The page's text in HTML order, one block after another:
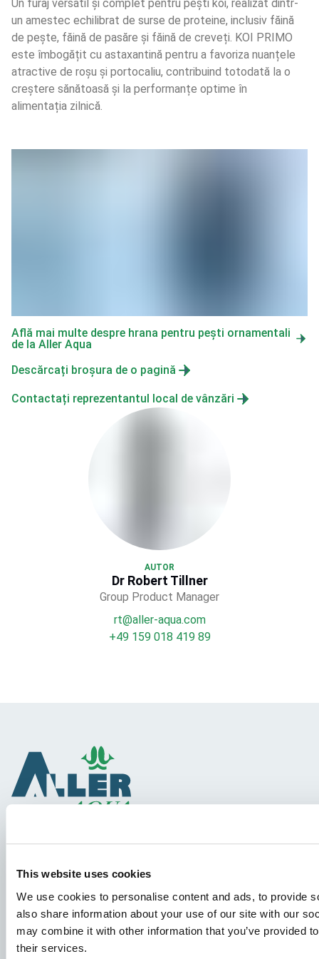
This website uses cookies
We use cookies to personalise content and ads, to provide
also share information about your use of our site with our
may combine it with other information that you’ve provided
their services.
Un furaj versatil și complet pentru pești koi, realizat dintr-
un amestec echilibrat de surse de proteine, inclusiv făină
de pește, făină de pasăre și făină de creveți. KOI PRIMO
este îmbogățit cu astaxantină pentru a favoriza nuanțele
atractive de roșu și portocaliu, contribuind totodată la o
creștere sănătoasă și la performanțe optime în
alimentația zilnică.
Află mai multe despre hrana pentru pești ornamentali
de la Aller Aqua
Descărcați broșura de o pagină
Contactați reprezentantul local de vânzări
AUTOR
Dr Robert Tillner
Group Product Manager
rt@aller-aqua.com
+49 159 018 419 89
Specii
Concepte de furaje
Schimbul de cunoștințe